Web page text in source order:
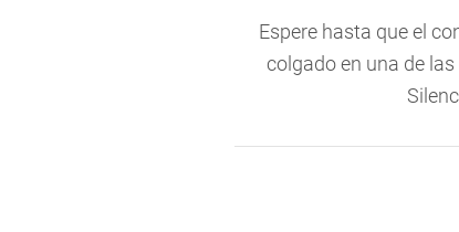
Espere hasta que el
colgado en una de